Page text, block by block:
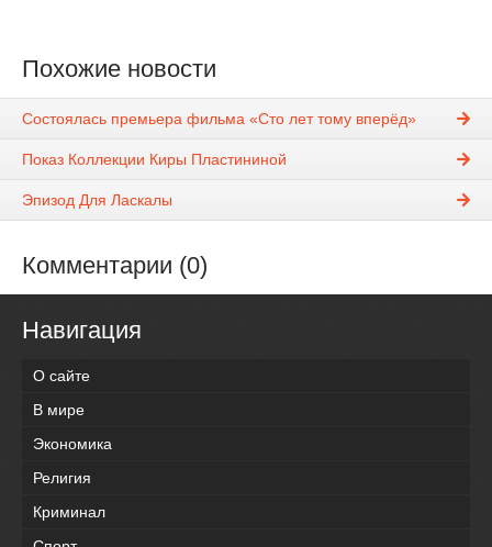
Похожие новости
Состоялась премьера фильма «Сто лет тому вперёд»
Показ Коллекции Киры Пластининой
Эпизод Для Ласкалы
Комментарии (0)
Навигация
О сайте
В мире
Экономика
Религия
Криминал